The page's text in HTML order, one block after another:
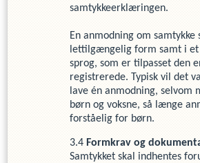
samtykkeerklæringen.
En anmodning om
lettilgængelig form samt i
sprog, som er tilpasset den
registrerede. Typisk vil det
lave én anmodning, selvom
børn og voksne, så længe
forståelig for børn.
Formkrav og
Samtykket skal indhentes